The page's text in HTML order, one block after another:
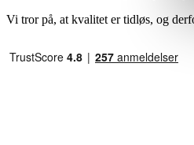
Vi tror på, at kvalitet er tidløs, og